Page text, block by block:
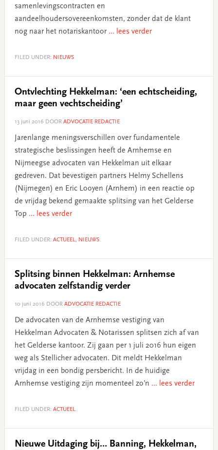
samenlevingscontracten en
aandeelhoudersovereenkomsten, zonder dat de klant
nog naar het notariskantoor ... lees verder
FILED UNDER: NIEUWS
Ontvlechting Hekkelman: ‘een echtscheiding,
maar geen vechtscheiding’
13 juni 2016 DOOR ADVOCATIE REDACTIE
Jarenlange meningsverschillen over fundamentele
strategische beslissingen heeft de Arnhemse en
Nijmeegse advocaten van Hekkelman uit elkaar
gedreven. Dat bevestigen partners Helmy Schellens
(Nijmegen) en Eric Looyen (Arnhem) in een reactie op
de vrijdag bekend gemaakte splitsing van het Gelderse
Top ... lees verder
FILED UNDER: ACTUEEL, NIEUWS
Splitsing binnen Hekkelman: Arnhemse
advocaten zelfstandig verder
10 juni 2016 DOOR ADVOCATIE REDACTIE
De advocaten van de Arnhemse vestiging van
Hekkelman Advocaten & Notarissen splitsen zich af van
het Gelderse kantoor. Zij gaan per 1 juli 2016 hun eigen
weg als Stellicher advocaten. Dit meldt Hekkelman
vrijdag in een bondig persbericht. In de huidige
Arnhemse vestiging zijn momenteel zo’n ... lees verder
FILED UNDER: ACTUEEL
Nieuwe Uitdaging bij… Banning, Hekkelman,